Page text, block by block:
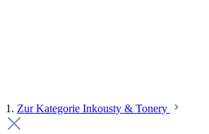
1. Zur Kategorie Inkousty & Tonery